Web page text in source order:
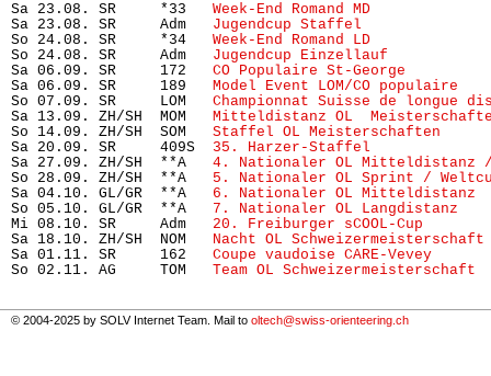
Sa 23.08. SR     *33 Week-End Romand MD
Sa 23.08. SR     Adm Jugendcup Staffel
So 24.08. SR     *34 Week-End Romand LD
So 24.08. SR     Adm Jugendcup Einzellauf
Sa 06.09. SR     172 CO Populaire St-George
Sa 06.09. SR     189 Model Event LOM/CO populaire
So 07.09. SR     LOM Championnat Suisse de longue
Sa 13.09. ZH/SH  MOM Mitteldistanz OL
So 14.09. ZH/SH  SOM Staffel OL Meisterschaften
Sa 20.09. SR     409S 35. Harzer-Staffel
Sa 27.09. ZH/SH  **A 4. Nationaler OL Mitteldistanz /
So 28.09. ZH/SH  **A 5. Nationaler OL Sprint /
Sa 04.10. GL/GR  **A 6. Nationaler OL Mitteldistanz
So 05.10. GL/GR  **A 7. Nationaler OL Langdistanz
Mi 08.10. SR     Adm 20. Freiburger sCOOL-Cup
Sa 18.10. ZH/SH  NOM
Nacht OL Schweizermeisterschaft
Sa 01.11. SR     162 Coupe vaudoise CARE-Vevey
So 02.11. AG     TOM Team OL Schweizermeisterschaft
© 2004-2025 by SOLV Internet Team. Mail to oltech@swiss-orienteering.ch